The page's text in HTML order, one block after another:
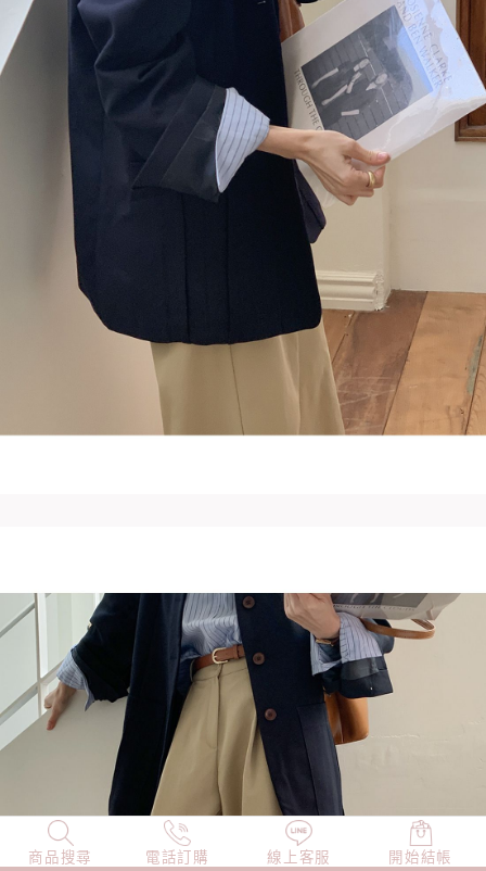
商品搜尋 電話訂購 線上客服 開始結帳
NEW 店長精選 TOP100 小編穿搭